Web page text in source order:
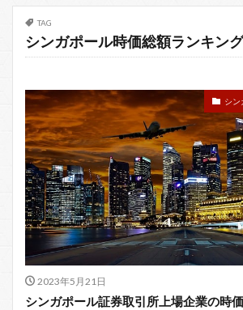
TAG
シンガポール時価総額ランキング
シン
2023年5月21日
シンガポール証券取引所上場企業の時